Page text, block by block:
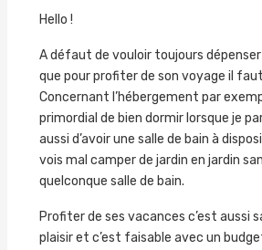
Hello !
A défaut de vouloir toujours
que pour profiter de son voyage il
Concernant l’hébergement par
primordial de bien dormir lorsque je
aussi d’avoir une salle de bain à
vois mal camper de jardin en jardin
quelconque salle de bain.
Profiter de ses vacances c’est aussi
plaisir et c’est faisable avec un